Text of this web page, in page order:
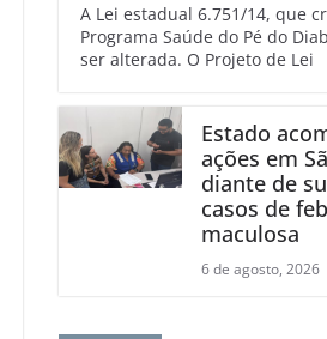
A Lei estadual 6.751/14, que
Programa Saúde do Pé do
ser alterada. O Projeto de Lei
Estado
ações em
diante de
casos de
maculosa
6 de agosto, 2026